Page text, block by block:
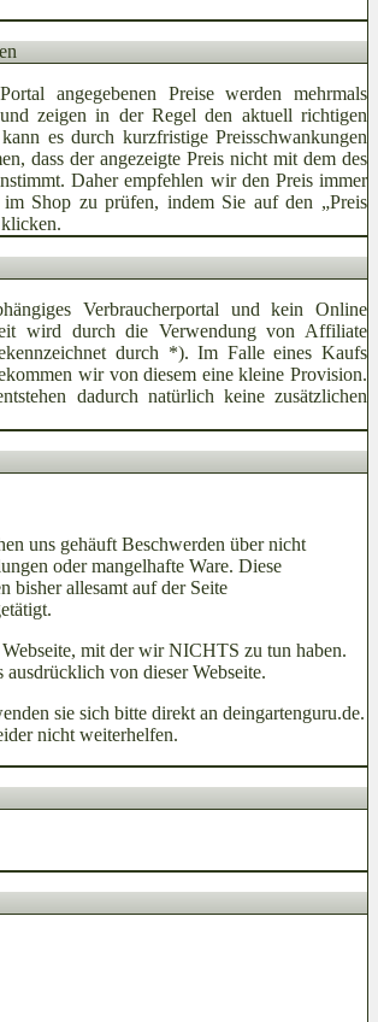
angegebenen Preise werden mehrmals
zeigen in der Regel den aktuell richtigen
es durch kurzfristige Preisschwankungen
dass der angezeigte Preis nicht mit dem des
Daher empfehlen wir den Preis immer
Shop zu prüfen, indem Sie auf den „Preis
Verbraucherportal und kein Online
wird durch die Verwendung von Affiliate
durch *). Im Falle eines Kaufs
wir von diesem eine kleine Provision.
dadurch natürlich keine zusätzlichen
uns gehäuft Beschwerden über nicht
oder mangelhafte Ware. Diese
bisher allesamt auf der Seite
mit der wir NICHTS zu tun haben.
ausdrücklich von dieser Webseite.
sie sich bitte direkt an deingartenguru.de.
nicht weiterhelfen.